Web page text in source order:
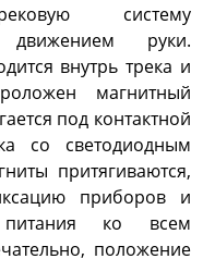
систему
движением руки.
внутрь трека и
магнитный
под контактной
со светодиодным
притягиваются,
приборов и
питания ко всем
положение